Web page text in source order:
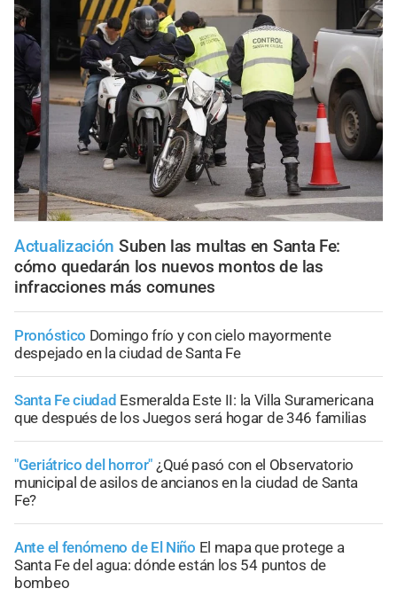
Actualización Suben las multas en Santa Fe:
cómo quedarán los nuevos montos de las
infracciones más comunes
Pronóstico Domingo frío y con cielo mayormente
despejado en la ciudad de Santa Fe
Santa Fe ciudad Esmeralda Este II: la Villa Suramericana
que después de los Juegos será hogar de 346 familias
"Geriátrico del horror" ¿Qué pasó con el Observatorio
municipal de asilos de ancianos en la ciudad de Santa
Fe?
Ante el fenómeno de El Niño El mapa que protege a
Santa Fe del agua: dónde están los 54 puntos de
bombeo